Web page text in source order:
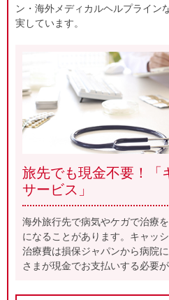
ン・海外メディカルヘルプライン
実しています。
旅先でも現金不要！「
サービス」
海外旅行先で病気やケガで治療
になることがあります。キャッ
治療費は損保ジャパンから病院
さまが現金でお支払いする必要が